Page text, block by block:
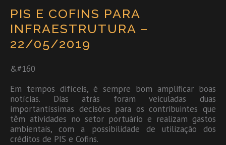
PIS E COFINS PARA
INFRAESTRUTURA –
22/05/2019
&#160
Em tempos difíceis, é sempre bom amplificar boas
notícias. Dias atrás foram veiculadas duas
importantíssimas decisões para os contribuintes que
têm atividades no setor portuário e realizam gastos
ambientais, com a possibilidade de utilização dos
créditos de PIS e Cofins.